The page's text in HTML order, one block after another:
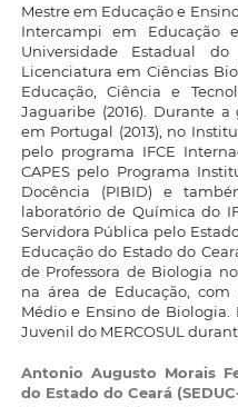
Mestre em Educação e
Intercampi em Educação
Universidade Estadual
Licenciatura em Ciências
Educação, Ciência e
Jaguaribe (2016). Durante
em Portugal (2013), no
pelo programa IFCE
CAPES pelo Programa
Docência (PIBID) e
laboratório de Química do
Servidora Pública pelo
Educação do Estado do
de Professora de Biologia
na área de Educação,
Médio e Ensino de
Juvenil do MERCOSUL
Antonio Augusto Morais
do Estado do Ceará